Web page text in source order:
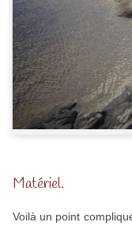
Matériel.
Voilà un point